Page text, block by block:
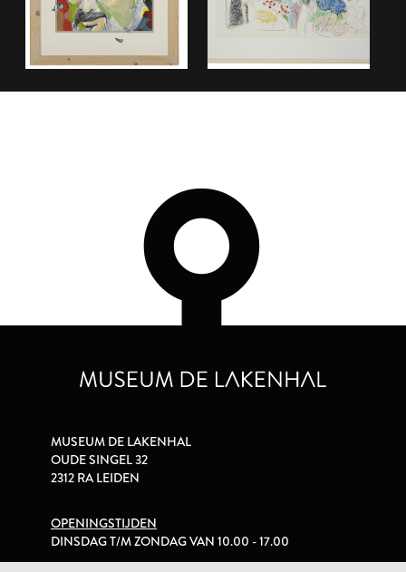
MUSEUM DE LAKENHAL
OUDE SINGEL 32
2312 RA LEIDEN
OPENINGSTIJDEN
DINSDAG T/M ZONDAG VAN 10.00 - 17.00